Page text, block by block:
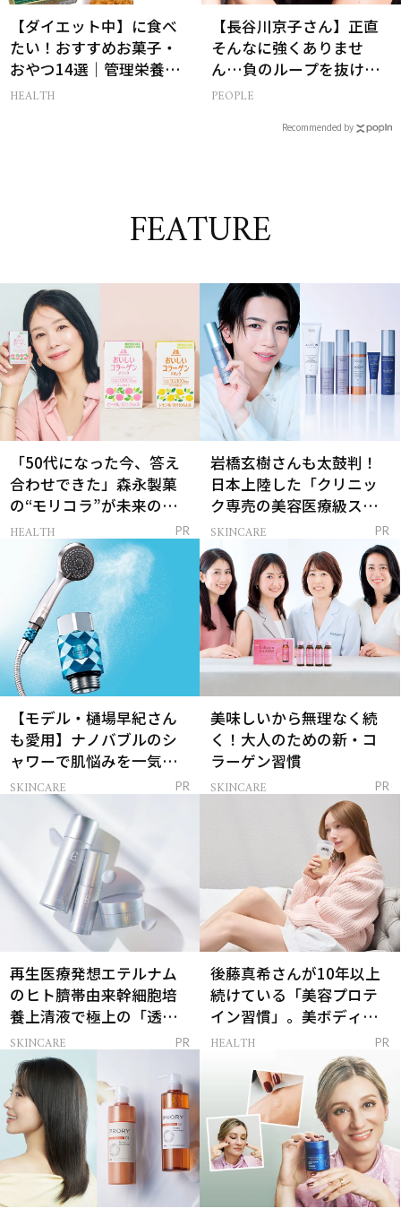
【ダイエット中】に食べ
たい！おすすめお菓子・
おやつ14選｜管理栄養士
監修
HEALTH
【長谷川京子さん】正直
そんなに強くありませ
ん…負のループを抜ける
15分の習慣とは?
PEOPLE
Recommended by
FEATURE
「50代になった今、答え
合わせできた」森永製菓
の“モリコラ”が未来のキ
レイを連れてくる！
HEALTH PR
岩橋玄樹さんも太鼓判！
日本上陸した「クリニッ
ク専売の美容医療級スキ
ンケア」
SKINCARE PR
【モデル・樋場早紀さん
も愛用】ナノバブルのシ
ャワーで肌悩みを一気に
解決
SKINCARE PR
美味しいから無理なく続
く！大人のための新・コ
ラーゲン習慣
SKINCARE PR
再生医療発想エテルナム
のヒト臍帯由来幹細胞培
養上清液で極上の「透明
感ハリ肌」へ
SKINCARE PR
後藤真希さんが10年以上
続けている「美容プロテ
イン習慣」。美ボディを
支える朝ルーティンと
HEALTH PR